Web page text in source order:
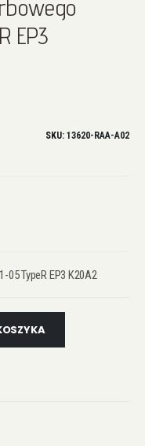
EP3
SKU 13620-RAA-A02
TypeR EP3 K20A2